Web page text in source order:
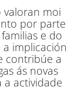
valoran moi
por parte
e do
implicación
contribúe a
ás novas
actividade